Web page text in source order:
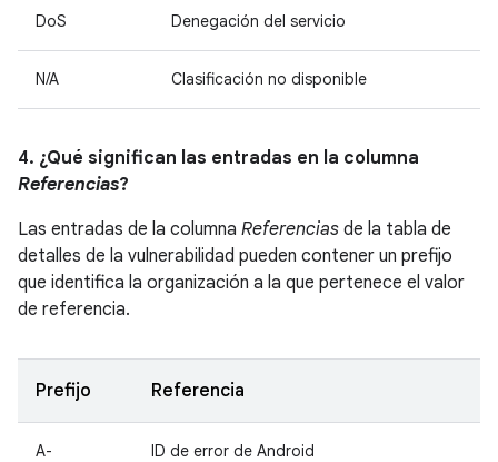
DoS Denegación del servicio
N/A Clasificación no disponible
4. ¿Qué significan las entradas en la columna
Referencias?
Las entradas de la columna Referencias de la tabla de
detalles de la vulnerabilidad pueden contener un prefijo
que identifica la organización a la que pertenece el valor
de referencia.
Prefijo Referencia
A- ID de error de Android